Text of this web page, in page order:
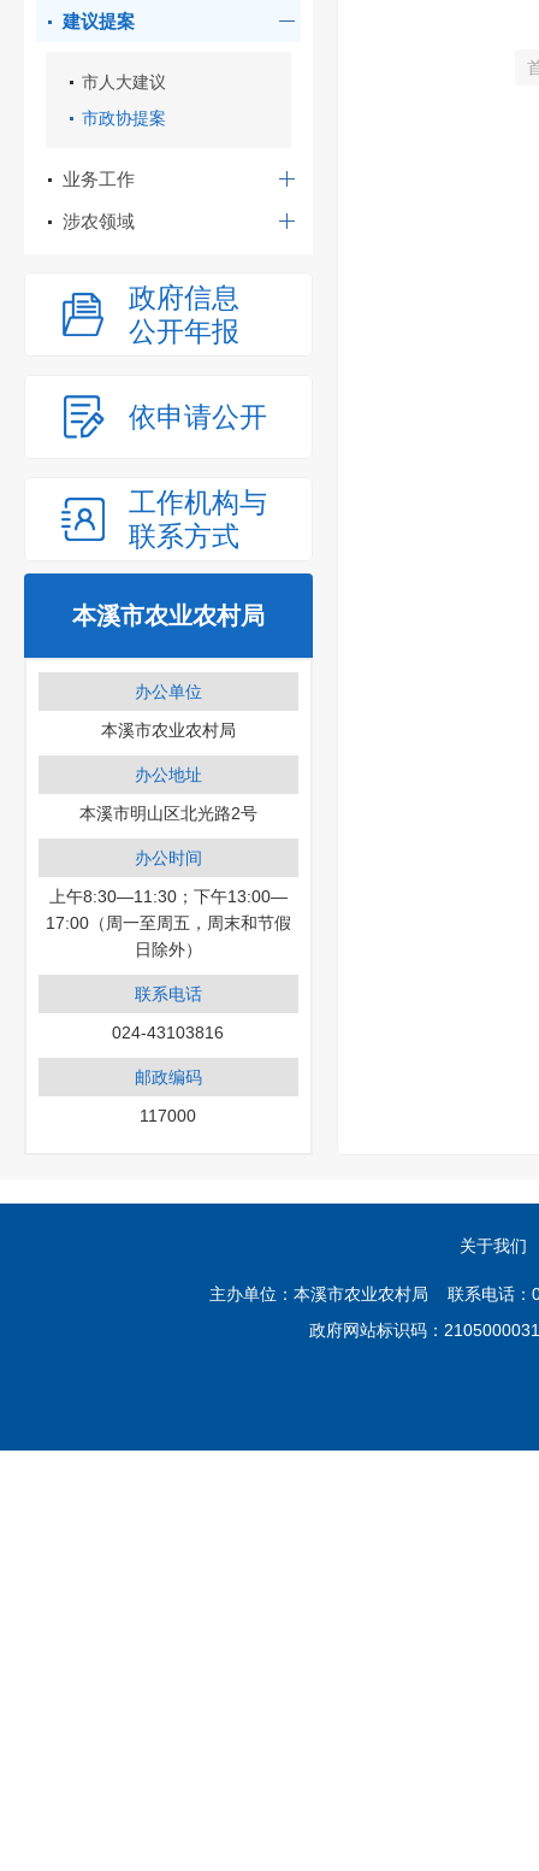
建议提案
市人大建议
市政协提案
业务工作
涉农领域
政府信息
公开年报
依申请公开
工作机构与
联系方式
本溪市农业农村局
办公单位
本溪市农业农村局
办公地址
本溪市明山区北光路2号
办公时间
上午8:30—11:30；下午13:00—
17:00（周一至周五，周末和节假
日除外）
联系电话
024-43103816
邮政编码
117000
关于我们
主办单位：本溪市农业农村局 联系电话
政府网站标识码：